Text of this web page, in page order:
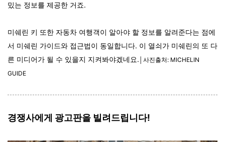
밌는 정보를 제공한 거죠.
미쉐린 키 또한 자동차 여행객이 알아야 할 정보를 알려준다는 점에
서 미쉐린 가이드와 접근법이 동일합니다. 이 열쇠가 미쉐린의 또 다
른 미디어가 될 수 있을지 지켜봐야겠네요. │사진출처: MICHELIN
GUIDE
경쟁사에게 광고판을 빌려드립니다!